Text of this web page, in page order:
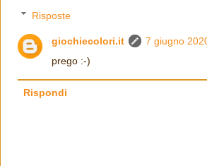
Risposte
giochiecolori.it
7 giugno
prego :-)
Rispondi